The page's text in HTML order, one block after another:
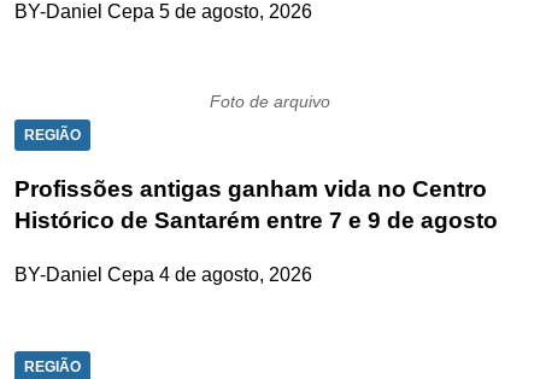
BY-Daniel Cepa 5 de agosto, 2026
Foto de arquivo
REGIÃO
Profissões antigas ganham vida no Centro
Histórico de Santarém entre 7 e 9 de agosto
BY-Daniel Cepa 4 de agosto, 2026
REGIÃO